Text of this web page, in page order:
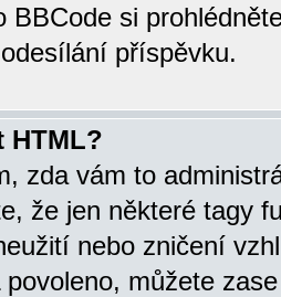
BBCode si
příspěvku.
HTML?
zda vám to
že jen některé tagy
nebo zničení
povoleno, můžete